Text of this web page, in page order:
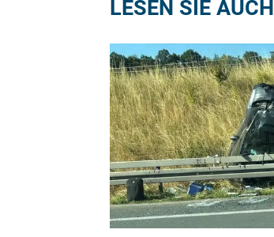
LESEN SIE AUCH